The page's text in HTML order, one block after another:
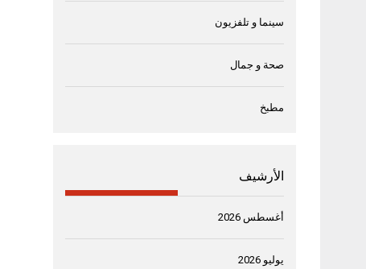
سينما و تلفزيون
صحة و جمال
مطبخ
الأرشيف
أغسطس 2026
يوليو 2026